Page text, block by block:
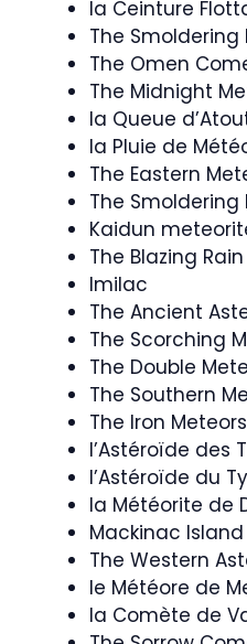
la Ceinture
The Smoldering
The Omen
The Midnight
la Queue
la Pluie de
The Eastern
The Smoldering
Kaidun
The Blazing Rain
Imilac
The Ancient
The Scorching
The Double
The Southern
The Iron Meteors
l’Astéroïde des
l’Astéroïde du
la Météorite de
Mackinac
The Western
le Météore de
la Comète de